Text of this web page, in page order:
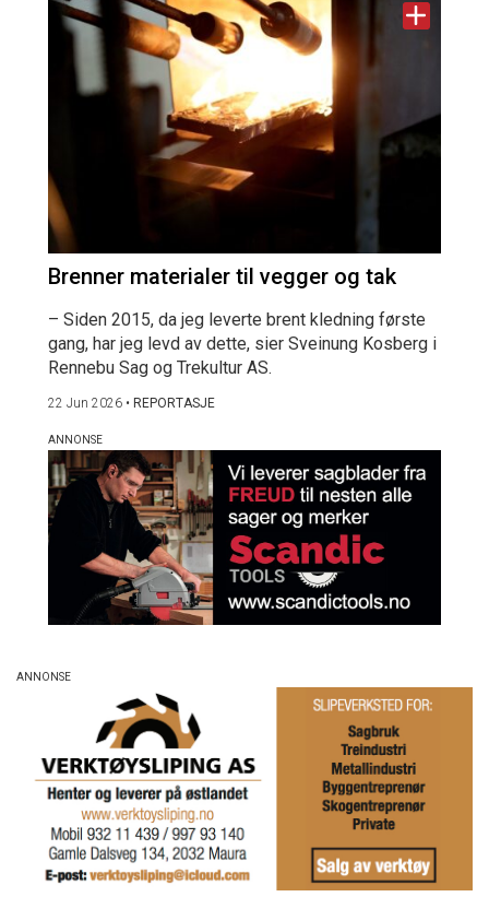
Brenner materialer til vegger og tak
– Siden 2015, da jeg leverte brent kledning første
gang, har jeg levd av dette, sier Sveinung Kosberg i
Rennebu Sag og Trekultur AS.
22 Jun 2026 • REPORTASJE